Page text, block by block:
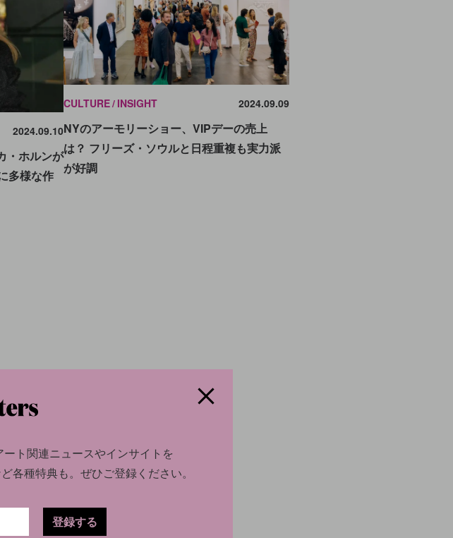
2024.09.10
・ホルンが
多様な作
CULTURE INSIGHT 2024.09.09
NYのアーモリーショー、VIPデーの売上
は？ フリーズ・ソウルと日程重複も実力派
が好調
ート関連ニュースやインサイトを
各種特典も。ぜひご登録ください。
登録する